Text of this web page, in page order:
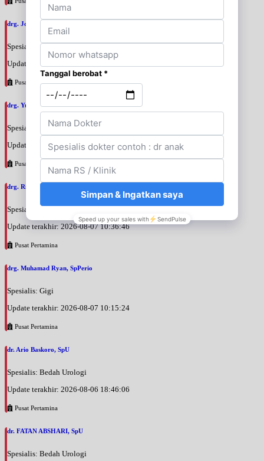
drg. Joko Prihantono, SpPros
Spesialis: Gigi
Update terakhir: 2026-08-07 11:26:00
Pusat Pertamina
drg. Yuri Desi Pratamasari, SpKGA
Spesialis: Gigi
Update terakhir: 2026-08-07 10:39:26
Pusat Pertamina
drg. Rinati Adrin, SpKGA
Spesialis: Gigi
Update terakhir: 2026-08-07 10:36:46
Pusat Pertamina
drg. Muhamad Ryan, SpPerio
Spesialis: Gigi
Update terakhir: 2026-08-07 10:15:24
Pusat Pertamina
dr. Ario Baskoro, SpU
Spesialis: Bedah Urologi
Update terakhir: 2026-08-06 18:46:06
Pusat Pertamina
dr. FATAN ABSHARI, SpU
Spesialis: Bedah Urologi